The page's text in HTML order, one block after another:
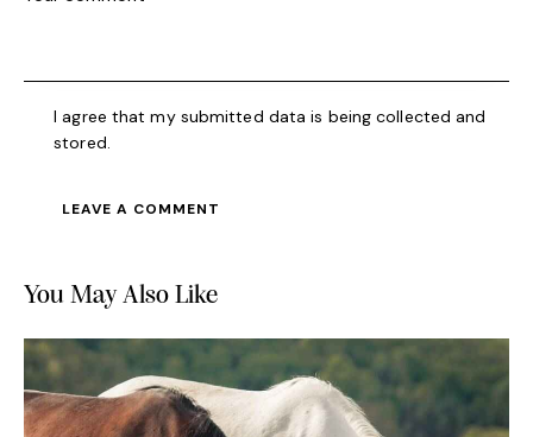
I agree that my submitted data is being collected and
stored.
You May Also Like